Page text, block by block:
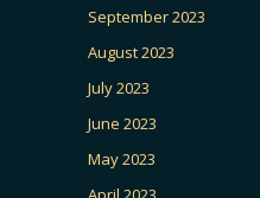
September 2023
August 2023
July 2023
June 2023
May 2023